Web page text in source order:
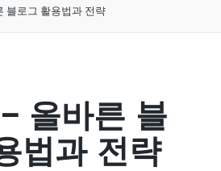
블로그 활용법과 전략
올바른 블
법과 전략